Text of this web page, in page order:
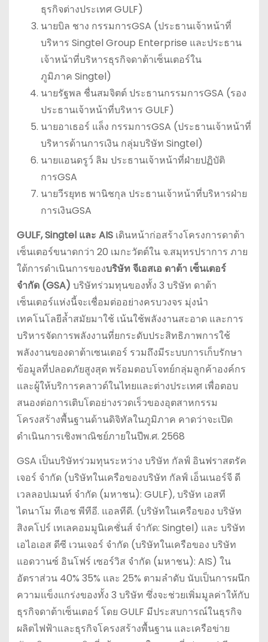
ธุรกิจต่างประเทศ GULF)
นายบิล ชาง กรรมการGSA (ประธานเจ้าหน้าที่
บริหาร Singtel Group Enterprise และประธาน
เจ้าหน้าที่บริหารธุรกิจดาต้าเซ็นเตอร์ใน
ภูมิภาค Singtel)
นายรัฐพล ชื่นสมจิตต์ ประธานกรรมการGSA (รอง
ประธานเจ้าหน้าที่บริหาร GULF)
นายอาเธอร์ แล็ง กรรมการGSA (ประธานเจ้าหน้าที่
บริหารด้านการเงิน กลุ่มบริษัท Singtel)
นายแอนดรูว์ ลิม ประธานเจ้าหน้าที่ฝ่ายปฏิบัติ
การGSA
นายวีรยุทธ พานิชกุล ประธานเจ้าหน้าที่บริหารฝ่าย
การเงินGSA
GULF, Singtel และ AISเดินหน้าก่อสร้างโครงการดาต้า
เซ็นเตอร์ขนาดกว่า 20 เมกะวัตต์ใน จ.สมุทรปราการ ภาย
ใต้การดำเนินการของบริษัท จีเอสเอ ดาต้า เซ็นเตอร์
จำกัด(GSA) บริษัทร่วมทุนของทั้ง 3 บริษัท ดาต้า
เซ็นเตอร์แห่งนี้จะเชื่อมต่ออย่างครบวงจร มุ่งนำ
เทคโนโลยีล้ำสมัยมาใช้ เน้นใช้พลังงานสะอาด และการ
บริหารจัดการพลังงานที่ยกระดับประสิทธิภาพการใช้
พลังงานของดาต้าเซนเตอร์ รวมถึงมีระบบการเก็บรักษา
ข้อมูลที่ปลอดภัยสูงสุด พร้อมตอบโจทย์กลุ่มลูกค้าองค์กร
และผู้ให้บริการคลาวด์ในไทยและต่างประเทศ เพื่อตอบ
สนองต่อการเติบโตอย่างรวดเร็วของอุตสาหกรรม
โครงสร้างพื้นฐานด้านดิจิทัลในภูมิภาค คาดว่าจะเปิด
ดำเนินการเชิงพาณิชย์ภายในปีพ.ศ. 2568
GSA เป็นบริษัทร่วมทุนระหว่าง บริษัท กัลฟ์ อินฟราสตรัค
เจอร์ จำกัด (บริษัทในเครือของบริษัท กัลฟ์ เอ็นเนอร์จี ดี
เวลลอปเมนท์ จำกัด (มหาชน): GULF), บริษัท เอสที
ไดนาโม ทีเอช พีทีอี. แอลทีดี. (บริษัทในเครือของ บริษัท
สิงคโปร์ เทเลคอมมูนิเคชั่นส์ จำกัด: Singtel) และ บริษัท
เอไอเอส ดีซี เวนเจอร์ จำกัด (บริษัทในเครือของ บริษัท
แอดวานซ์ อินโฟร์ เซอร์วิส จำกัด (มหาชน): AIS) ใน
อัตราส่วน 40% 35% และ 25% ตามลำดับ นับเป็นการผนึก
ความแข็งแกร่งของทั้ง 3 บริษัท ซึ่งจะช่วยเพิ่มมูลค่าให้กับ
ธุรกิจดาต้าเซ็นเตอร์ โดย GULF มีประสบการณ์ในธุรกิจ
ผลิตไฟฟ้าและธุรกิจโครงสร้างพื้นฐาน และเครือข่าย